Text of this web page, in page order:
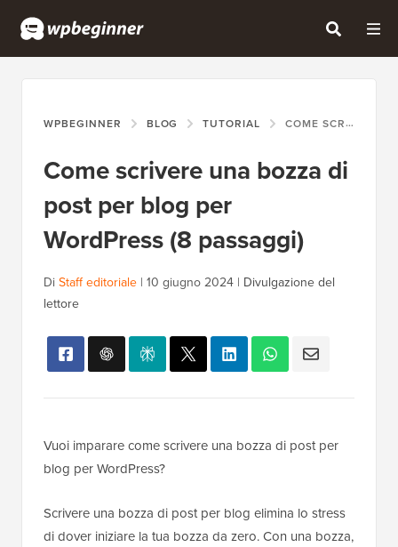
WPBEGINNER BLOG TUTORIAL COME SCRIVERE UNA BOZZA DI POST PER BLOG PER WORDPRESS (8 PASSAGGI)
Come scrivere una bozza di
post per blog per
WordPress (8 passaggi)
Di Staff editoriale | 10 giugno 2024 | Divulgazione del
lettore
Vuoi imparare come scrivere una bozza di post per
blog per WordPress?
Scrivere una bozza di post per blog elimina lo stress
di dover iniziare la tua bozza da zero. Con una bozza,